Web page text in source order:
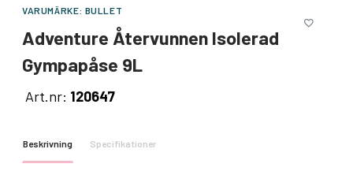
VARUMÄRKE: BULLET
Adventure Återvunnen Isolerad
Gympapåse 9L
Art.nr: 120647
Beskrivning Specifikationer